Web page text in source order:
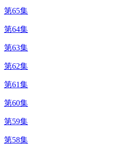
第65集
第64集
第63集
第62集
第61集
第60集
第59集
第58集